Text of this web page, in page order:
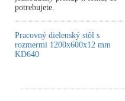
potrebujete.
Pracovný dielenský stôl s
rozmermi 1200x600x12 mm
KD640